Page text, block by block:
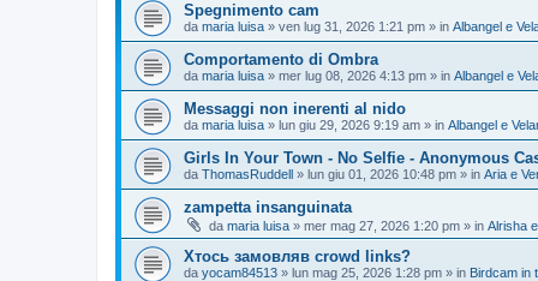
Spegnimento cam
da maria luisa » ven lug 31, 2026 1:21 pm » in Albangel e
Comportamento di Ombra
da maria luisa » mer lug 08, 2026 4:13 pm » in Albangel e
Messaggi non inerenti al nido
da maria luisa » lun giu 29, 2026 9:19 am » in Albangel e
Girls In Your Town - No Selfie - Anonymous
da ThomasRuddell » lun giu 01, 2026 10:48 pm » in Aria e
zampetta insanguinata
da maria luisa » mer mag 27, 2026 1:20 pm » in Alrisha
Хтось замовляв crowd links?
da yocam84513 » lun mag 25, 2026 1:28 pm » in Birdcam in